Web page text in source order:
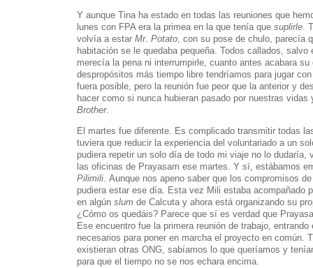
Y aunque Tina ha estado en todas las reuniones que
lunes con FPA era la primea en la que tenía que suplirle .
volvía a estar Mr. Potato , con su pose de chulo, parecía
habitación se le quedaba pequeña. Todos callados, salvo
merecía la pena ni interrumpirle, cuanto antes acabara
despropósitos más tiempo libre tendríamos para jugar
fuera posible, pero la reunión fue peor que la anterior y
hacer como si nunca hubieran pasado por nuestras vidas
Brother.
El martes fue diferente. Es complicado transmitir todas
tuviera que reducir la experiencia del voluntariado a un
pudiera repetir un solo día de todo mi viaje no lo dudaría,
las oficinas de Prayasam ese martes. Y sí, estábamos
Pilimili. Aunque nos apeno saber que los compromisos
pudiera estar ese día. Esta vez Mili estaba acompañado
en algún slum de Calcuta y ahora está organizando su
¿Cómo os quedáis? Parece que sí es verdad que
Ese encuentro fue la primera reunión de trabajo,
necesarios para poner en marcha el proyecto en común.
existieran otras ONG, sabíamos lo que queríamos y
para que el tiempo no se nos echara encima.